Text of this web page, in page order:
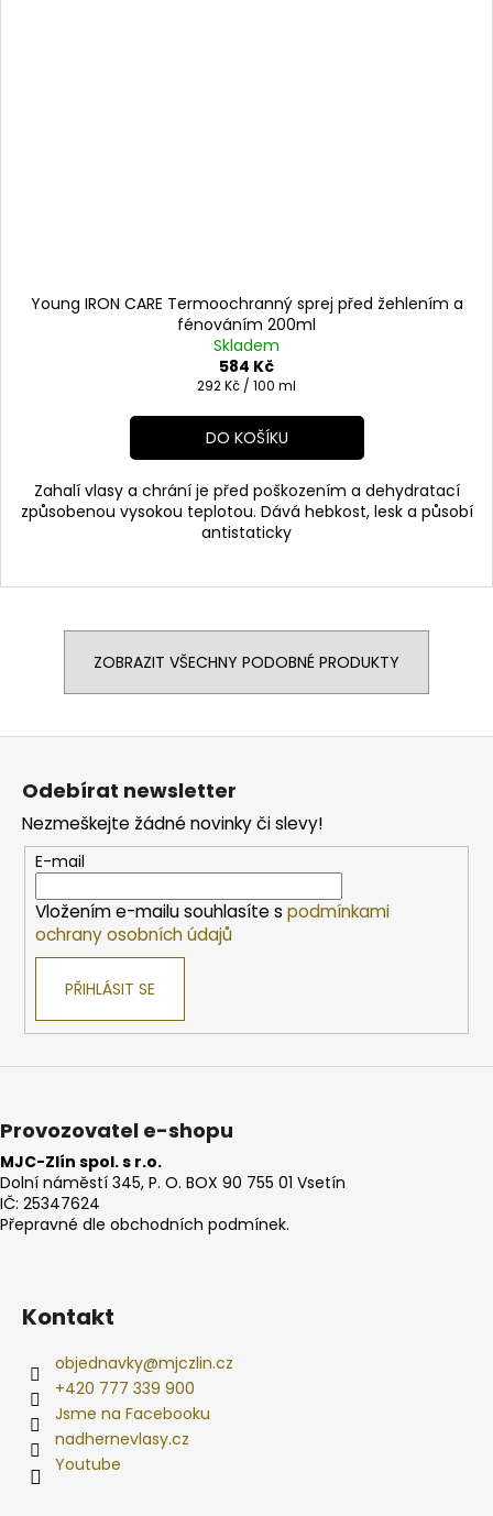
Young IRON CARE Termoochranný sprej před žehlením a
fénováním 200ml
Skladem
584 Kč
Měrná
292 Kč / 100 ml
DO KOŠÍKU
Zahalí vlasy a chrání je před poškozením a dehydratací
způsobenou vysokou teplotou. Dává hebkost, lesk a působí
antistaticky
ZOBRAZIT VŠECHNY PODOBNÉ PRODUKTY
Z
Odebírat newsletter
Nezmeškejte žádné novinky či slevy!
E-mail
Vložením e-mailu souhlasíte s podmínkami
ochrany osobních údajů
PŘIHLÁSIT SE
Provozovatel e-shopu
MJC-Zlín spol. s r.o.
Dolní náměstí 345, P. O. BOX 90 755 01 Vsetín
IČ: 25347624
Přepravné dle obchodních podmínek.
Kontakt
objednavky@mjczlin.cz
+420 777 339 900
Jsme na Facebooku
nadhernevlasy.cz
Youtube